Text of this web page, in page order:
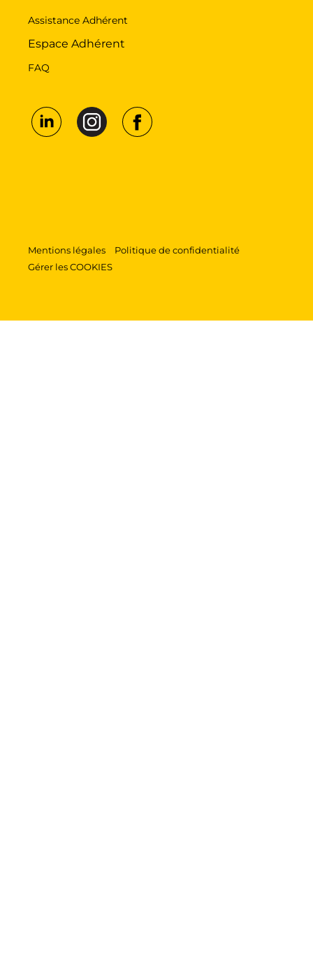
Assistance Adhérent
Espace Adhérent
FAQ
Mentions légales
Politique de confidentialité
Gérer les COOKIES